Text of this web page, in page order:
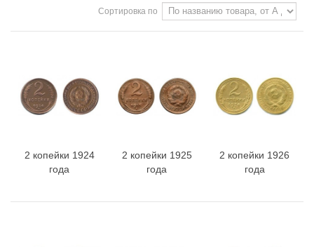
Сортировка по
2 копейки 1924
года
2 копейки 1925
года
2 копейки 1926
года